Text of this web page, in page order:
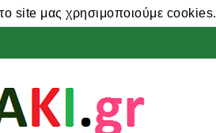
site μας χρησιμοποιούμε cookies.